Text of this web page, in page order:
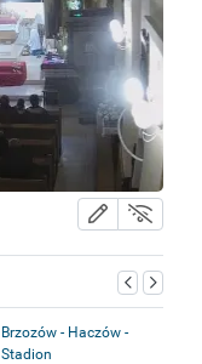
Brzozów - Haczów -
Stadion